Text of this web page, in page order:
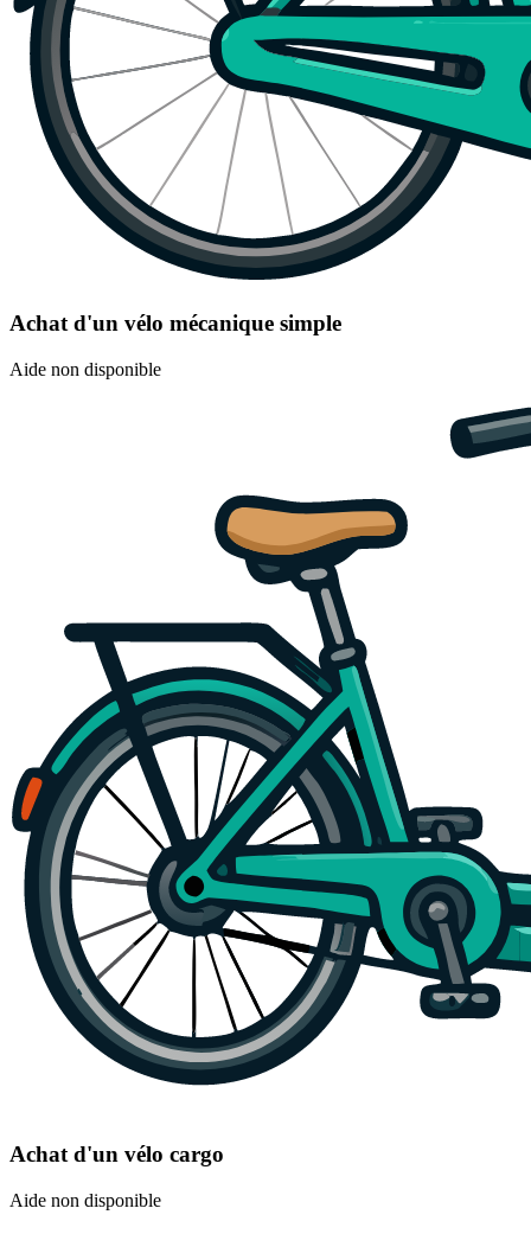
Achat d'un vélo mécanique simple
Aide non disponible
Achat d'un vélo cargo
Aide non disponible